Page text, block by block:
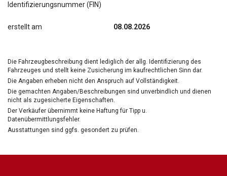
Identifizierungsnummer (FIN)
erstellt am 08.08.2026
Die Fahrzeugbeschreibung dient lediglich der allg. Identifizierung des
Fahrzeuges und stellt keine Zusicherung im kaufrechtlichen Sinn dar.
Die Angaben erheben nicht den Anspruch auf Vollständigkeit.
Die gemachten Angaben/Beschreibungen sind unverbindlich und dienen
nicht als zugesicherte Eigenschaften.
Der Verkäufer übernimmt keine Haftung für Tipp u.
Datenübermittlungsfehler.
Ausstattungen sind ggfs. gesondert zu prüfen.